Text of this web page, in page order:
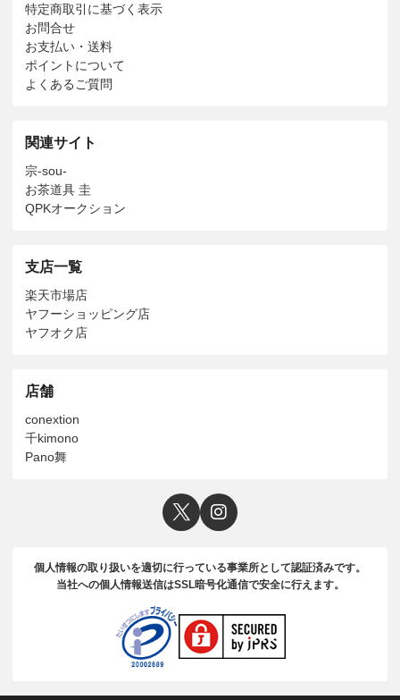
特定商取引に基づく表示
お問合せ
お支払い・送料
ポイントについて
よくあるご質問
関連サイト
宗-sou-
お茶道具 圭
QPKオークション
支店一覧
楽天市場店
ヤフーショッピング店
ヤフオク店
店舗
conextion
千kimono
Pano舞
個人情報の取り扱いを適切に行っている事業所として認証済みです。
当社への個人情報送信はSSL暗号化通信で安全に行えます。